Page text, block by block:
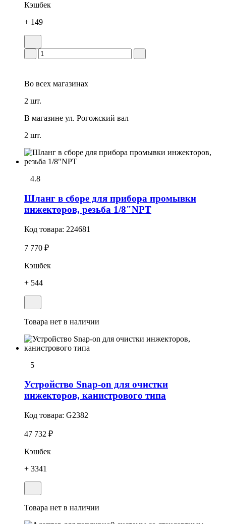
Кэшбек
+ 149
Во всех магазинах
2 шт.
В магазине ул. Рогожский вал
2 шт.
4.8
Шланг в сборе для прибора промывки
инжекторов, резьба 1/8"NPT
Код товара: 224681
7 770 ₽
Кэшбек
+ 544
Товара нет в наличии
5
Устройство Snap-on для очистки
инжекторов, канистрового типа
Код товара: G2382
47 732 ₽
Кэшбек
+ 3341
Товара нет в наличии